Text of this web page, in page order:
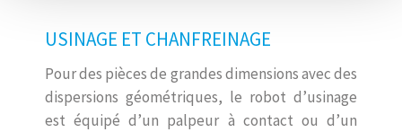
USINAGE ET CHANFREINAGE
Pour des pièces de grandes dimensions avec des
dispersions géométriques, le robot d’usinage
est équipé d’un palpeur à contact ou d’un